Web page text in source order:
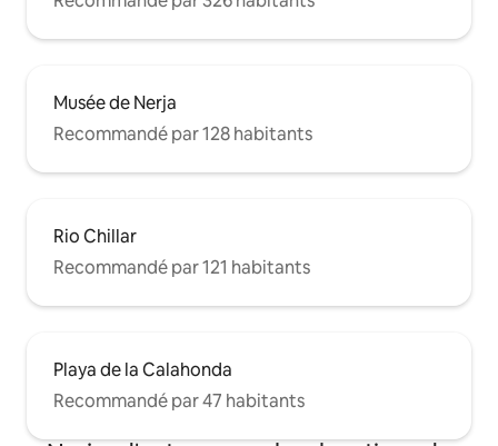
Musée de Nerja
Recommandé par 128 habitants
Rio Chillar
Recommandé par 121 habitants
Playa de la Calahonda
Recommandé par 47 habitants